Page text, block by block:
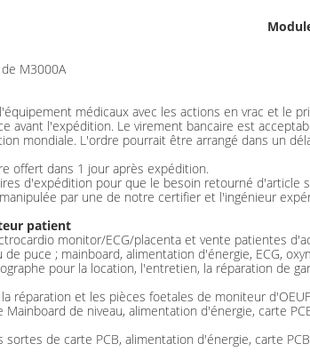
M3000A
médicaux avec les actions en vrac et le
avant l'expédition. Le virement bancaire est
mondiale. L'ordre pourrait être arrangé dans un
offert dans 1 jour après expédition.
d'expédition pour que le besoin retourné d'article
par une de notre certifier et l'ingénieur
patient
monitor/ECG/placenta et vente patientes
de puce ; mainboard, alimentation d'énergie, ECG,
pour la location, l'entretien, la réparation de
réparation et les pièces foetales de moniteur
de niveau, alimentation d'énergie, carte
de carte PCB, alimentation d'énergie, carte